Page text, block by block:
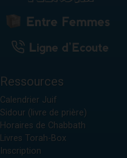
Ressources
Calendrier Juif
Sidour (livre de prière)
Horaires de Chabbath
Livres Torah-Box
Inscription